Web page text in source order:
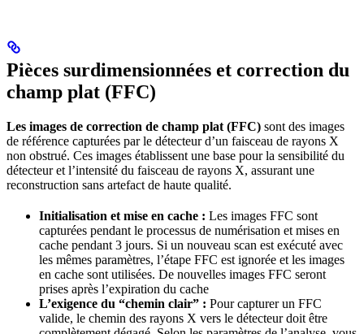
Pièces surdimensionnées et correction du
champ plat (FFC)
Les images de correction de champ plat (FFC) sont des images
de référence capturées par le détecteur d’un faisceau de rayons X
non obstrué. Ces images établissent une base pour la sensibilité du
détecteur et l’intensité du faisceau de rayons X, assurant une
reconstruction sans artefact de haute qualité.
Initialisation et mise en cache : Les images FFC sont
capturées pendant le processus de numérisation et mises en
cache pendant 3 jours. Si un nouveau scan est exécuté avec
les mêmes paramètres, l’étape FFC est ignorée et les images
en cache sont utilisées. De nouvelles images FFC seront
prises après l’expiration du cache
L’exigence du “chemin clair” : Pour capturer un FFC
valide, le chemin des rayons X vers le détecteur doit être